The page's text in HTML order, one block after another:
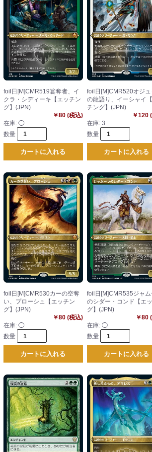
foil日[M]CMR519簒奪者、イ
クラ・シディーキ【エッチン
グ】(JPN)
￥80 (税込)
在庫:◯
数量
カートに入れる
foil日[M]CMR520オジュ
の龍語り、イーシャイ
チング】(JPN)
￥120
在庫: 3
数量
カートに入れる
foil日[M]CMR530カーの空奪
い、プローシュ【エッチン
グ】(JPN)
￥80 (税込)
在庫:◯
数量
カートに入れる
foil日[M]CMR535ジャム
のシダー・コンド【エ
グ】(JPN)
￥80
在庫: ◯
数量
カートに入れる